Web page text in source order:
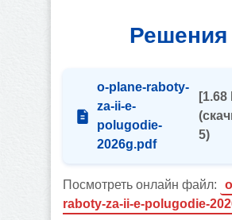
Решения
o-plane-raboty-
za-ii-e-
polugodie-
2026g.pdf
[1.68
5)
Посмотреть онлайн файл:
raboty-za-ii-e-polugodie-